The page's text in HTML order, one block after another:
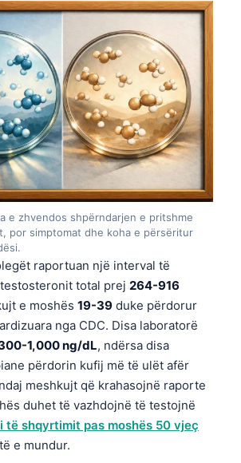
e zhvendos shpërndarjen e pritshme
por simptomat dhe koha e përsëritur
raportuan një interval të
total prej 264-916
e moshës 19-39 duke përdorur
nga CDC. Disa laboratorë
1,000 ng/dL, ndërsa disa
përdorin kufij më të ulët afër
meshkujt që krahasojnë raporte
duhet të vazhdojnë të testojnë
të shqyrtimit pas moshës 50 vjeç
e mundur.